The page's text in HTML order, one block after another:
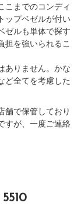
こまでのコンディ
ップベゼルが付い
ゼルも単体で探す
担を強いられるこ
ありません。かな
ど全てを考慮した
舗で保管しており
すが、一度ご連絡